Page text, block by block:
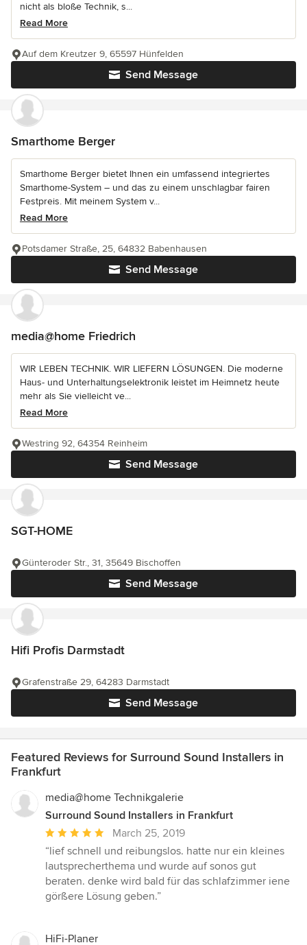
nicht als bloße Technik, s...
Read More
Send Message
Auf dem Kreutzer 9, 65597 Hünfelden
Smarthome Berger
Smarthome Berger bietet Ihnen ein umfassend integriertes
Smarthome-System – und das zu einem unschlagbar fairen
Festpreis. Mit meinem System v...
Read More
Send Message
Potsdamer Straße, 25, 64832 Babenhausen
media@home Friedrich
WIR LEBEN TECHNIK. WIR LIEFERN LÖSUNGEN. Die moderne
Haus- und Unterhaltungselektronik leistet im Heimnetz heute
mehr als Sie vielleicht ve...
Read More
Send Message
Westring 92, 64354 Reinheim
SGT-HOME
Send Message
Günteroder Str., 31, 35649 Bischoffen
Hifi Profis Darmstadt
Send Message
Grafenstraße 29, 64283 Darmstadt
Featured Reviews for Surround Sound Installers in
Frankfurt
media@home Technikgalerie
Surround Sound Installers in Frankfurt
Average
rating:
5
out
of
March 25, 2019
“lief schnell und reibungslos. hatte nur ein kleines
lautsprecherthema und wurde auf sonos gut
beraten. denke wird bald für das schlafzimmer iene
görßere Lösung geben.”
HiFi-Planer